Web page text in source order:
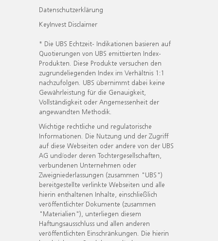
Datenschutzerklärung
KeyInvest Disclaimer
* Die UBS Echtzeit- Indikationen basieren auf
Quotierungen von UBS emittierten Index-
Produkten. Diese Produkte versuchen den
zugrundeliegenden Index im Verhältnis 1:1
nachzufolgen. UBS übernimmt dabei keine
Gewährleistung für die Genauigkeit,
Vollständigkeit oder Angemessenheit der
angewandten Methodik.
Wichtige rechtliche und regulatorische
Informationen. Die Nutzung und der Zugriff
auf diese Webseiten oder andere von der UBS
AG und/oder deren Tochtergesellschaften,
verbundenen Unternehmen oder
Zweigniederlassungen (zusammen "UBS")
bereitgestellte verlinkte Webseiten und alle
hierin enthaltenen Inhalte, einschließlich
veröffentlichter Dokumente (zusammen
"Materialien"), unterliegen diesem
Haftungsausschluss und allen anderen
veröffentlichten Einschränkungen. Die hierin